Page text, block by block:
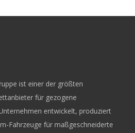
ist einer der größten
für gezogene
entwickelt, produziert
Fahrzeuge für maßgeschneiderte